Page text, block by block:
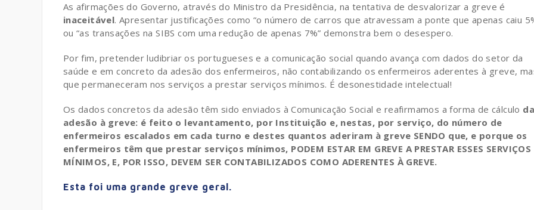
As afirmações do Governo, através do Ministro da Presidência, na tentativa de desvalorizar a greve é
inaceitável. Apresentar justificações como “o número de carros que atravessam a ponte que apenas caiu
ou “as transações na SIBS com uma redução de apenas 7%” demonstra bem o desespero.
Por fim, pretender ludibriar os portugueses e a comunicação social quando avança com dados do setor da
saúde e em concreto da adesão dos enfermeiros, não contabilizando os enfermeiros aderentes à greve,
que permaneceram nos serviços a prestar serviços mínimos. É desonestidade intelectual!
Os dados concretos da adesão têm sido enviados à Comunicação Social e reafirmamos a forma de cálculo da
adesão à greve: é feito o levantamento, por Instituição e, nestas, por serviço, do número de
enfermeiros escalados em cada turno e destes quantos aderiram à greve SENDO que, e porque os
enfermeiros têm que prestar serviços mínimos, PODEM ESTAR EM GREVE A PRESTAR ESSES SERVIÇOS
MÍNIMOS, E, POR ISSO, DEVEM SER CONTABILIZADOS COMO ADERENTES À GREVE.
Esta foi uma grande greve geral.